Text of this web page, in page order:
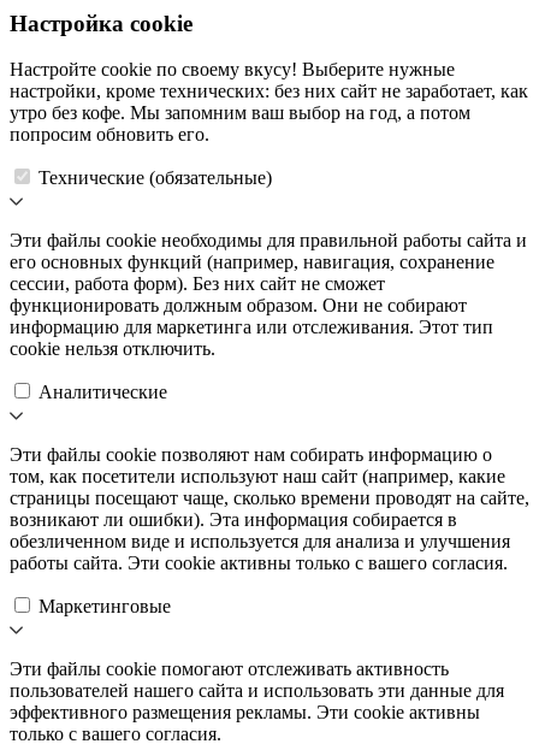
Настройка cookie
Настройте cookie по своему вкусу! Выберите нужные
настройки, кроме технических: без них сайт не заработает, как
утро без кофе. Мы запомним ваш выбор на год, а потом
попросим обновить его.
Технические (обязательные)
Эти файлы cookie необходимы для правильной работы сайта и
его основных функций (например, навигация, сохранение
сессии, работа форм). Без них сайт не сможет
функционировать должным образом. Они не собирают
информацию для маркетинга или отслеживания. Этот тип
cookie нельзя отключить.
Аналитические
Эти файлы cookie позволяют нам собирать информацию о
том, как посетители используют наш сайт (например, какие
страницы посещают чаще, сколько времени проводят на сайте,
возникают ли ошибки). Эта информация собирается в
обезличенном виде и используется для анализа и улучшения
работы сайта. Эти cookie активны только с вашего согласия.
Маркетинговые
Эти файлы cookie помогают отслеживать активность
пользователей нашего сайта и использовать эти данные для
эффективного размещения рекламы. Эти cookie активны
только с вашего согласия.